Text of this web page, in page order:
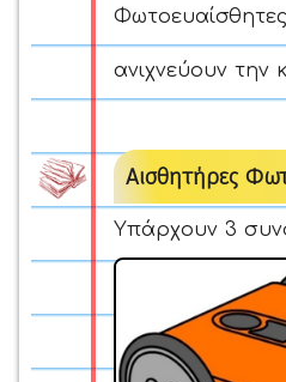
ανιχνεύουν
Αισθητήρες
Υπάρχουν 3